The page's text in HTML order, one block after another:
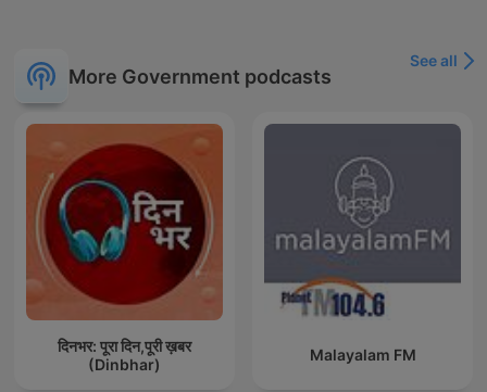
More Government podcasts
See all
दिनभर: पूरा दिन,पूरी ख़बर
(Dinbhar)
Malayalam FM